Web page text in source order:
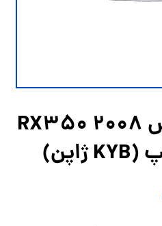
کمک فنر لکسوس RX350 2008